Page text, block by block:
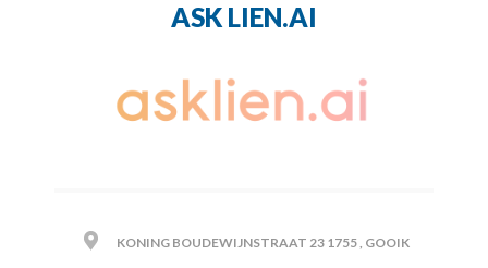
ASK LIEN.AI
KONING BOUDEWIJNSTRAAT 23 1755 , GOOIK